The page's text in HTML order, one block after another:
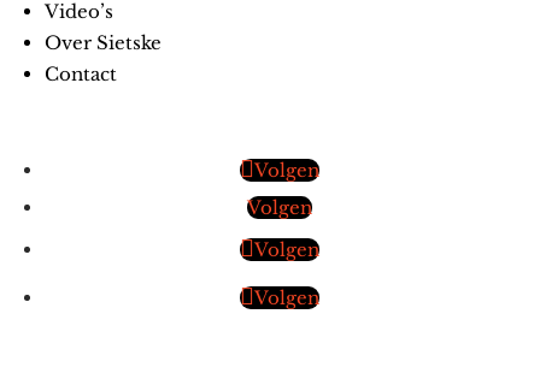
Video’s
Over Sietske
Contact
Volgen
Volgen
Volgen
Volgen